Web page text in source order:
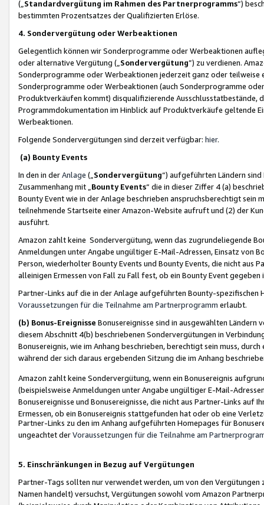
(„ Standardvergütung im Rahmen des Partnerprogramms“)
bestimmten Prozentsatzes der Qualifizierten Erlöse.
4. Sondervergütung oder Werbeaktionen
Gelegentlich können wir Sonderprogramme oder Werbeaktionen
oder alternative Vergütung („ Sondervergütung”) zu verdienen.
Sonderprogramme oder Werbeaktionen jederzeit ganz oder
Sonderprogramme oder Werbeaktionen (auch Sonderprogramme
Produktverkäufen kommt) disqualifizierende Ausschlusstatbestände,
Programmdokumentation im Hinblick auf Produktverkäufe geltende
Werbeaktionen.
Folgende Sondervergütungen sind derzeit verfügbar: hier.
(a) Bounty Events
In den in derAnlage („ Sondervergütung“) aufgeführten Ländern
Zusammenhang mit „ Bounty Events“ die in dieser Ziffer 4 (a)
Bounty Event wie in der Anlage beschrieben anspruchsberechtigt sein
teilnehmende Startseite einer Amazon-Website aufruft und (2) der
ausführt.
Amazon zahlt keine Sondervergütung, wenn das zugrundeliegende
Anmeldungen unter Angabe ungültiger E-Mail-Adressen, Einsatz von
Person, wiederholter Bounty Events und Bounty Events, die nicht
alleinigen Ermessen von Fall zu Fall fest, ob ein Bounty Event
Partner-Links auf die in der Anlage aufgeführten Bounty-spezifischen
Voraussetzungen für die Teilnahme am Partnerprogramm erlaubt.
(b) Bonus-Ereignisse Bonusereignisse sind in ausgewählten Ländern
diesem Abschnitt 4(b) beschriebenen Sondervergütungen in
Bonusereignis, wie im Anhang beschrieben, berechtigt sein muss,
während der sich daraus ergebenden Sitzung die im Anhang
Amazon zahlt keine Sondervergütung, wenn ein Bonusereignis
(beispielsweise Anmeldungen unter Angabe ungültiger E-Mail-
Bonusereignisse und Bonusereignisse, die nicht aus Partner-Links auf
Ermessen, ob ein Bonusereignis stattgefunden hat oder ob eine
Partner-Links zu den im Anhang aufgeführten Homepages für
ungeachtet derVoraussetzungen für die Teilnahme am
5. Einschränkungen in Bezug auf Vergütungen
Partner-Tags sollten nur verwendet werden, um von den
Namen handelt) versuchst, Vergütungen sowohl vom Amazon